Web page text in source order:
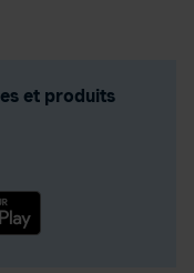
et produits